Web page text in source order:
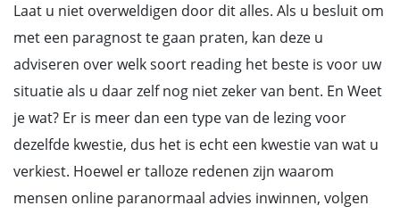
Laat u niet overweldigen door dit alles. Als u besluit om
met een paragnost te gaan praten, kan deze u
adviseren over welk soort reading het beste is voor uw
situatie als u daar zelf nog niet zeker van bent. En Weet
je wat? Er is meer dan een type van de lezing voor
dezelfde kwestie, dus het is echt een kwestie van wat u
verkiest. Hoewel er talloze redenen zijn waarom
mensen online paranormaal advies inwinnen, volgen